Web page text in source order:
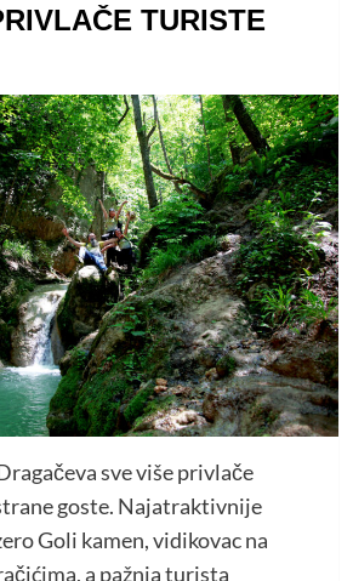
TURISTE
sve više privlače
goste. Najatraktivnije
Goli kamen, vidikovac na
a pažnja turista